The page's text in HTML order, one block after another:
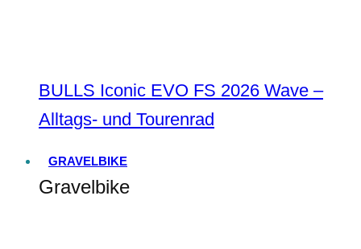
BULLS Iconic EVO FS 2026 Wave –
Alltags- und Tourenrad
GRAVELBIKE
Gravelbike